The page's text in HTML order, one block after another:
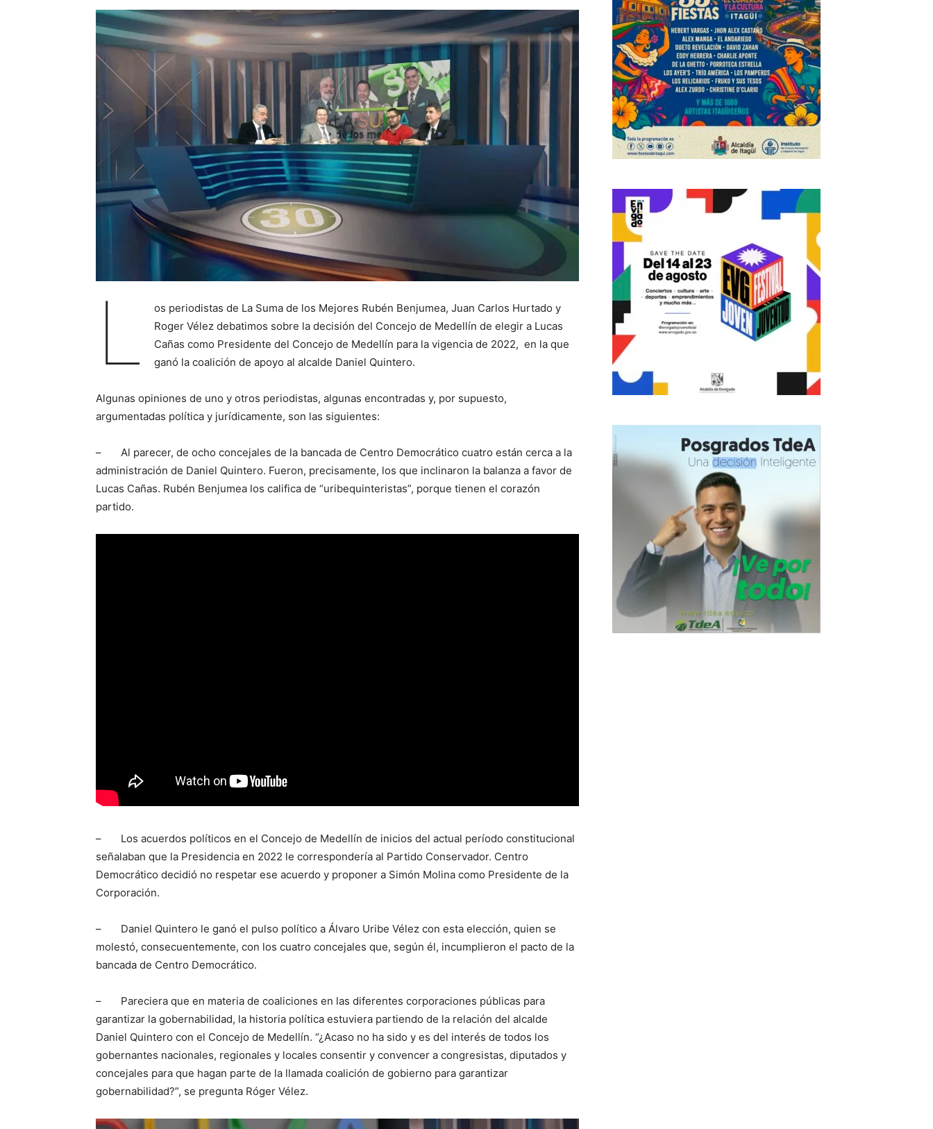
L
os periodistas de La Suma de los Mejores Rubén Benjumea, Juan Carlos Hurtado y
Roger Vélez debatimos sobre la decisión del Concejo de Medellín de elegir a Lucas
Cañas como Presidente del Concejo de Medellín para la vigencia de 2022, en la que
ganó la coalición de apoyo al alcalde Daniel Quintero.
Algunas opiniones de uno y otros periodistas, algunas encontradas y, por supuesto,
argumentadas política y jurídicamente, son las siguientes:
– Al parecer, de ocho concejales de la bancada de Centro Democrático cuatro están cerca a la
administración de Daniel Quintero. Fueron, precisamente, los que inclinaron la balanza a favor de
Lucas Cañas. Rubén Benjumea los califica de “uribequinteristas”, porque tienen el corazón
partido.
– Los acuerdos políticos en el Concejo de Medellín de inicios del actual período constitucional
señalaban que la Presidencia en 2022 le correspondería al Partido Conservador. Centro
Democrático decidió no respetar ese acuerdo y proponer a Simón Molina como Presidente de la
Corporación.
– Daniel Quintero le ganó el pulso político a Álvaro Uribe Vélez con esta elección, quien se
molestó, consecuentemente, con los cuatro concejales que, según él, incumplieron el pacto de la
bancada de Centro Democrático.
– Pareciera que en materia de coaliciones en las diferentes corporaciones públicas para
garantizar la gobernabilidad, la historia política estuviera partiendo de la relación del alcalde
Daniel Quintero con el Concejo de Medellín. “¿Acaso no ha sido y es del interés de todos los
gobernantes nacionales, regionales y locales consentir y convencer a congresistas, diputados y
concejales para que hagan parte de la llamada coalición de gobierno para garantizar
gobernabilidad?”, se pregunta Róger Vélez.